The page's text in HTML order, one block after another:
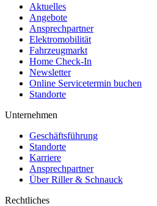
Aktuelles
Angebote
Ansprechpartner
Elektromobilität
Fahrzeugmarkt
Home Check-In
Newsletter
Online Servicetermin buchen
Standorte
Unternehmen
Geschäftsführung
Standorte
Karriere
Ansprechpartner
Über Riller & Schnauck
Rechtliches